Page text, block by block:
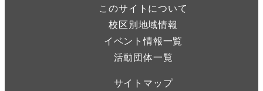
このサイトについて
校区別地域情報
イベント情報一覧
活動団体一覧
サイトマップ